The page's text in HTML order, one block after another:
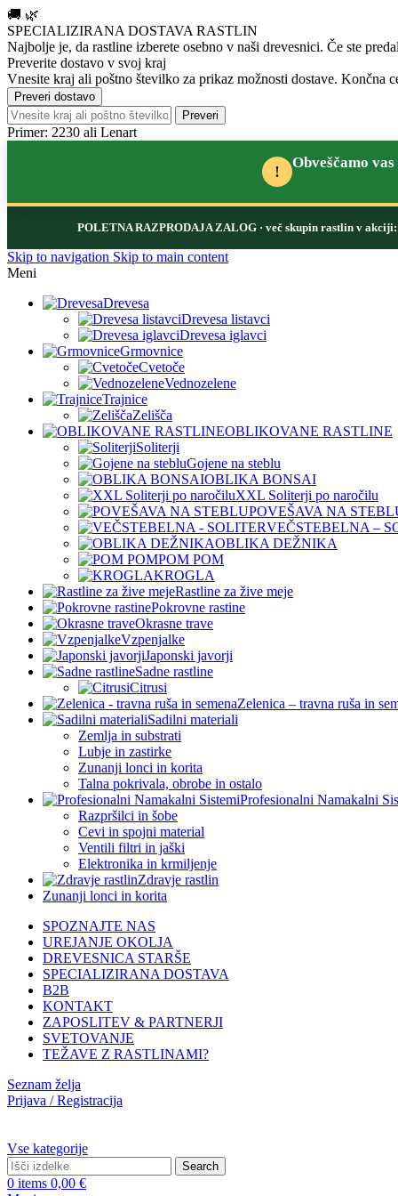
🚚 🌿
SPECIALIZIRANA DOSTAVA RASTLIN
Najbolje je, da rastline izberete osebno v naši drevesnici. Če ste
Preverite dostavo v svoj kraj
Vnesite kraj ali poštno številko za prikaz možnosti dostave. Končna
Preveri dostavo
Preveri
Primer: 2230 ali Lenart
! Obveščamo
POLETNA RAZPRODAJA ZALOG· več skupin rastlin v
Skip to navigation Skip to main content
Meni
Drevesa
Drevesa listavci
Drevesa iglavci
Grmovnice
Cvetoče
Vednozelene
Trajnice
Zelišča
OBLIKOVANE RASTLINE
Soliterji
Gojene na steblu
OBLIKA BONSAI
XXL Soliterji po naročilu
POVEŠAVA NA
VEČSTEBELNA –
OBLIKA DEŽNIKA
POM POM
KROGLA
Rastline za žive meje
Pokrovne rastine
Okrasne trave
Vzpenjalke
Japonski javorji
Sadne rastline
Citrusi
Zelenica – travna ruša in
Sadilni materiali
Zemlja in substrati
Lubje in zastirke
Zunanji lonci in korita
Talna pokrivala, obrobe in ostalo
Profesionalni Namakalni
Razpršilci in šobe
Cevi in spojni material
Ventili filtri in jaški
Elektronika in krmiljenje
Zdravje rastlin
Zunanji lonci in korita
SPOZNAJTE NAS
UREJANJE OKOLJA
DREVESNICA STARŠE
SPECIALIZIRANA DOSTAVA
B2B
KONTAKT
ZAPOSLITEV & PARTNERJI
SVETOVANJE
TEŽAVE Z RASTLINAMI?
Seznam želja
Prijava / Registracija
Vse kategorije
Search
0 items 0,00 €